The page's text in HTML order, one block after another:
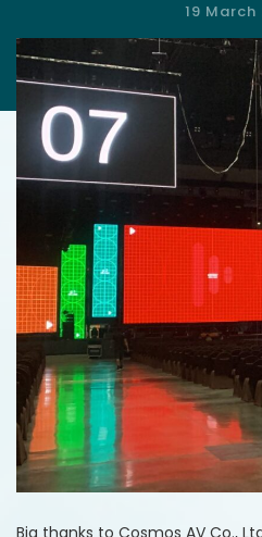
19 March
Big thanks to Cosmos AV Co.,